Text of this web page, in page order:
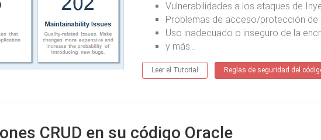
Vulnerabilidades a los ataques de
Problemas de acceso/protección de
Uso inadecuado o inseguro de la
y más...
Leer el Tutorial Reglas de seguridad del
CRUD en su código Oracle